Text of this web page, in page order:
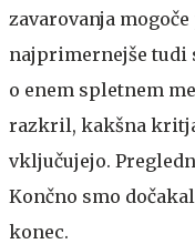
zavarovanja
najprimernejše tudi
o enem spletnem
razkril, kakšna
vključujejo.
Končno smo
konec.